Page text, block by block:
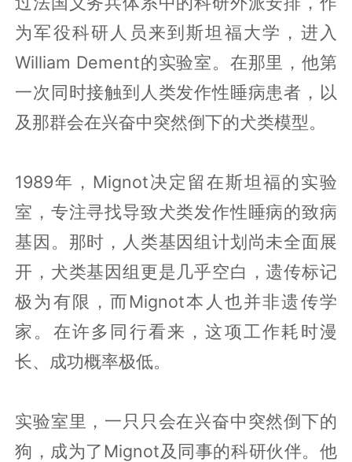
为军役科研人员来到斯坦福大学，进入
William Dement的实验室。在那里，他第
一次同时接触到人类发作性睡病患者，以
及那群会在兴奋中突然倒下的犬类模型。
1989年，Mignot决定留在斯坦福的实验
室，专注寻找导致犬类发作性睡病的致病
基因。那时，人类基因组计划尚未全面展
开，犬类基因组更是几乎空白，遗传标记
极为有限，而Mignot本人也并非遗传学
家。在许多同行看来，这项工作耗时漫
长、成功概率极低。
实验室里，一只只会在兴奋中突然倒下的
狗，成为了Mignot及同事的科研伙伴。他